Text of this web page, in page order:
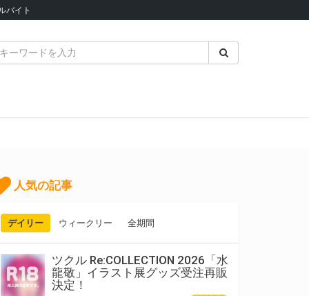
バイト
人気の記事
デイリー ウィークリー 全期間
ツクル Re:COLLECTION 2026「水
龍敬」イラスト展グッズ受注再販
決定！